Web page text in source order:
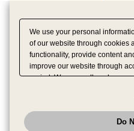
We use your personal
of our website through cookies
functionality, provide content
improve our website through
period. We may sell or share
analytics service partners.
have provided to them or that
analyze and optimize
have the right to opt out ofDo